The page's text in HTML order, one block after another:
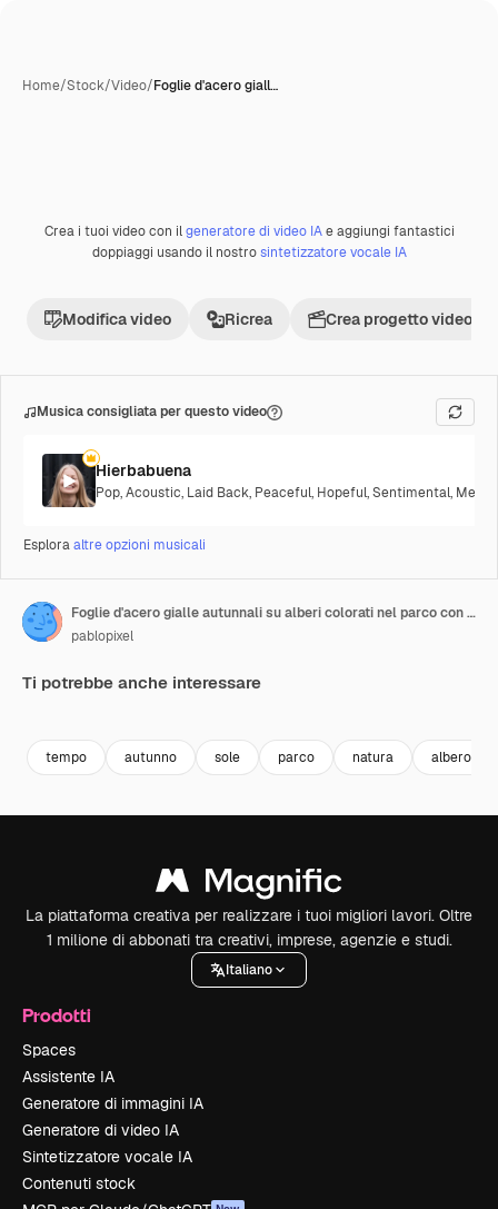
Home/Stock/Video/Foglie d'acero giall…
Crea i tuoi video con ilgeneratore di video IAe aggiungi fantastici
doppiaggi usando il nostrosintetizzatore vocale IA
Modifica video Ricrea Crea progetto video
Musica consigliata per questo video
Hierbabuena
Pop,Acoustic, Laid Back, Peaceful, Hopeful,Sentimental,
Esploraaltre opzioni musicali
Foglie d'acero gialle autunnali su alberi colorati nel parco con sfondo di cielo blu.
pablopixel
Ti potrebbe anche interessare
tempo autunno sole parco natura albero
La piattaforma creativa per realizzare i tuoi migliori lavori. Oltre
1 milione di abbonati tra creativi, imprese, agenzie e studi.
Italiano
Prodotti
Spaces
Assistente IA
Generatore di immagini IA
Generatore di video IA
Sintetizzatore vocale IA
Contenuti stock